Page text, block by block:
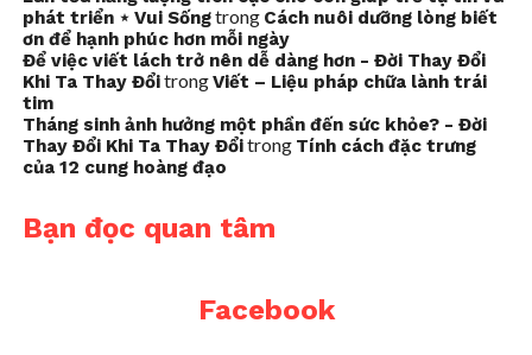
phát triển ⋆ Vui Sốngtrong Cách nuôi dưỡng lòng biết
ơn để hạnh phúc hơn mỗi ngày
Để việc viết lách trở nên dễ dàng hơn - Đời Thay Đổi
Khi Ta Thay ĐổitrongViết – Liệu pháp chữa lành trái
tim
Tháng sinh ảnh hưởng một phần đến sức khỏe? - Đời
Thay Đổi Khi Ta Thay Đổitrong Tính cách đặc trưng
của 12 cung hoàng đạo
Bạn đọc quan tâm
Facebook